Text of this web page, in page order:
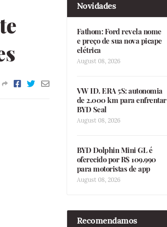
Novidades
Fathom: Ford revela nome
e preço de sua nova picape
elétrica
August 08, 2026
VW ID. ERA 5S: autonomia
de 2.000 km para enfrentar
BYD Seal
August 08, 2026
BYD Dolphin Mini GL é
oferecido por R$ 109.990
para motoristas de app
August 08, 2026
Recomendamos